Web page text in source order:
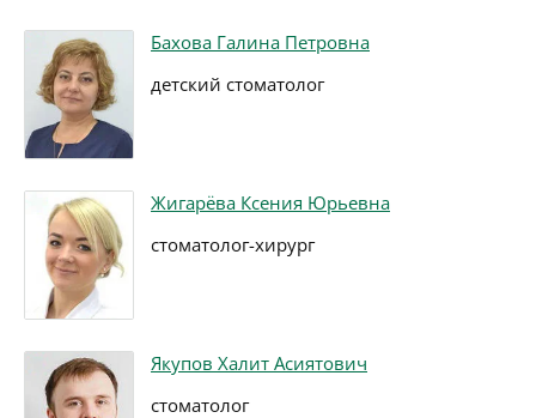
Бахова Галина Петровна
детский стоматолог
Жигарёва Ксения Юрьевна
стоматолог-хирург
Якупов Халит Асиятович
стоматолог